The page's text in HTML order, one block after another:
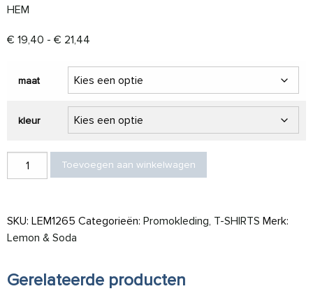
HEM
€ 19,40 - € 21,44
maat
kleur
L&S T-shirt Crewneck cot/elast LS for him aantal
Toevoegen aan winkelwagen
SKU: LEM1265 Categorieën: Promokleding, T-SHIRTS Merk:
Lemon & Soda
Gerelateerde producten